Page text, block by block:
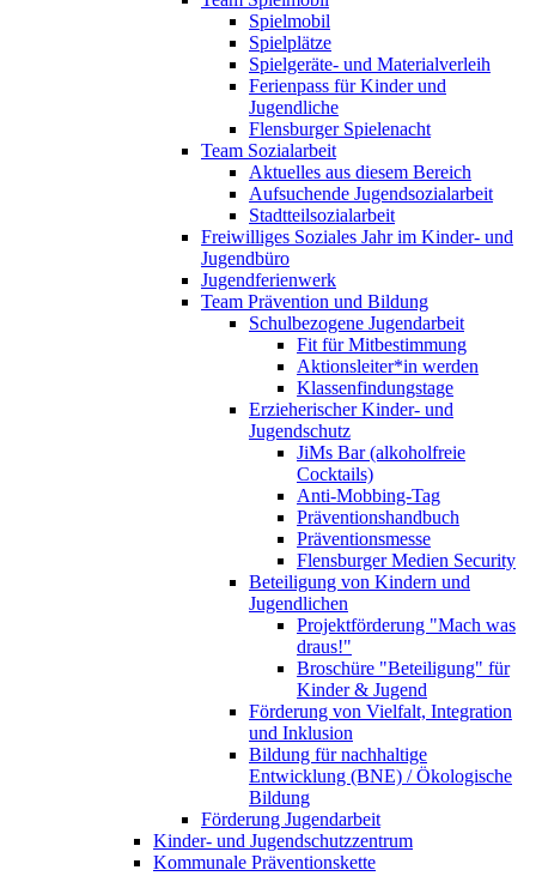
Spielmobil
Spielplätze
Spielgeräte- und Materialverleih
Ferienpass für Kinder und
Jugendliche
Flensburger Spielenacht
Team Sozialarbeit
Aktuelles aus diesem Bereich
Aufsuchende Jugendsozialarbeit
Stadtteilsozialarbeit
Freiwilliges Soziales Jahr im Kinder- und
Jugendbüro
Jugendferienwerk
Team Prävention und Bildung
Schulbezogene Jugendarbeit
Fit für Mitbestimmung
Aktionsleiter*in werden
Klassenfindungstage
Erzieherischer Kinder- und
Jugendschutz
JiMs Bar (alkoholfreie
Cocktails)
Anti-Mobbing-Tag
Präventionshandbuch
Präventionsmesse
Flensburger Medien Security
Beteiligung von Kindern und
Jugendlichen
Projektförderung "Mach was
draus!"
Broschüre "Beteiligung" für
Kinder & Jugend
Förderung von Vielfalt, Integration
und Inklusion
Bildung für nachhaltige
Entwicklung (BNE) / Ökologische
Bildung
Förderung Jugendarbeit
Kinder- und Jugendschutzzentrum
Kommunale Präventionskette